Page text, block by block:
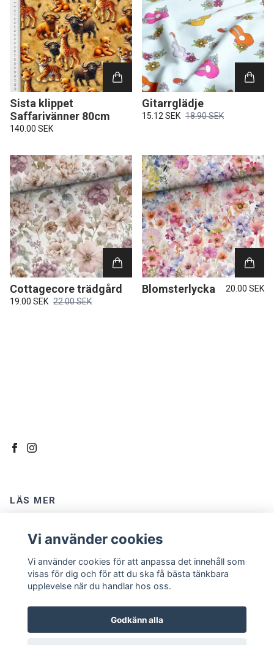
Sista klippet
Saffarivänner 80cm
140.00 SEK
Gitarrglädje
15.12 SEK 18.90 SEK
Cottagecore trädgård
19.00 SEK 22.00 SEK
Blomsterlycka 20.00 SEK
LÄS MER
Om oss
Köpvillkor
Vi använder cookies
Vi använder cookies för att anpassa det innehåll som
visas för dig och för att du ska få bästa tänkbara
upplevelse när du handlar hos oss.
Godkänn alla